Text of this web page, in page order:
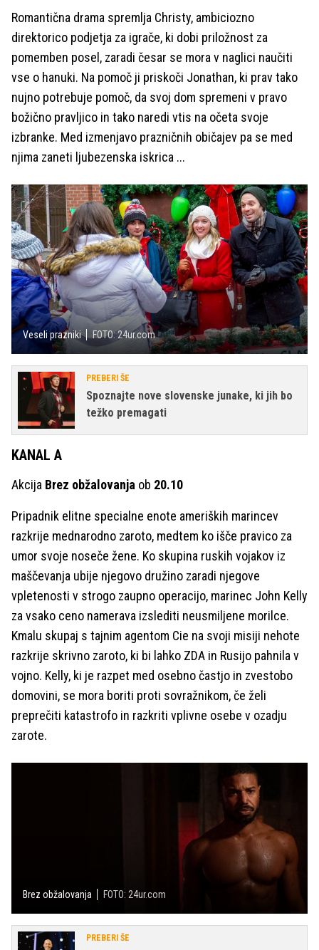
Romantična drama spremlja Christy, ambiciozno
direktorico podjetja za igrače, ki dobi priložnost za
pomemben posel, zaradi česar se mora v naglici naučiti
vse o hanuki. Na pomoč ji priskoči Jonathan, ki prav tako
nujno potrebuje pomoč, da svoj dom spremeni v pravo
božično pravljico in tako naredi vtis na očeta svoje
izbranke. Med izmenjavo prazničnih običajev pa se med
njima zaneti ljubezenska iskrica ...
Veseli prazniki FOTO: 24ur.com
PREBERI ŠE
Spoznajte nove slovenske junake, ki jih bo
težko premagati
KANAL A
Akcija Brez obžalovanja ob 20.10
Pripadnik elitne specialne enote ameriških marincev
razkrije mednarodno zaroto, medtem ko išče pravico za
umor svoje noseče žene. Ko skupina ruskih vojakov iz
maščevanja ubije njegovo družino zaradi njegove
vpletenosti v strogo zaupno operacijo, marinec John Kelly
za vsako ceno namerava izslediti neusmiljene morilce.
Kmalu skupaj s tajnim agentom Cie na svoji misiji nehote
razkrije skrivno zaroto, ki bi lahko ZDA in Rusijo pahnila v
vojno. Kelly, ki je razpet med osebno častjo in zvestobo
domovini, se mora boriti proti sovražnikom, če želi
preprečiti katastrofo in razkriti vplivne osebe v ozadju
zarote.
Brez obžalovanja FOTO: 24ur.com
PREBERI ŠE